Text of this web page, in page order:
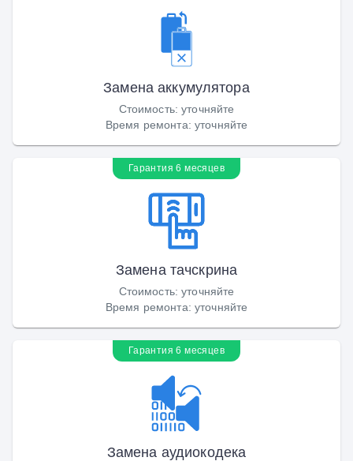
Замена аккумулятора
Стоимость:уточняйте
Время ремонта: уточняйте
Гарантия 6 месяцев
Замена тачскрина
Стоимость:уточняйте
Время ремонта: уточняйте
Гарантия 6 месяцев
Замена аудиокодека